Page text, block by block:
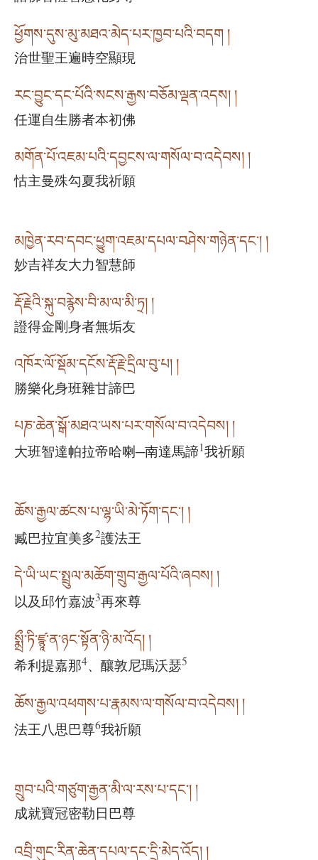
ཕྱོགས་དུས་མུ་མཐའ་མེད་པར་ཁྱབ་པའི་བདག །
治世聖王遍時空顯現
རང་བྱུང་དང་པོའི་སངས་རྒྱས་བཅོམ་ལྡན་འདས། །
任運自生勝者本初佛
མགོན་པོ་འཇམ་པའི་དབྱངས་ལ་གསོལ་བ་འདེབས། །
怙主曼殊勾夏我祈願
མཁྱེན་རབ་དབང་ཕྱུག་འཇམ་དཔལ་བཤེས་གཉེན་དང༌། །
妙吉祥友大力智慧師
རྡོ་རྗེའི་སྐུ་བརྙེས་བི་མ་ལ་མི་ཏྲ། །
證得金剛身者無垢友
འཁོར་ལོ་སྡོམ་དངོས་རྡོ་རྗེ་དྲིལ་བུ་པ། །
勝樂化身班雜甘諦巴
པཎ་ཆེན་སྒོ་མཐའ་ཡས་པར་གསོལ་བ་འདེབས། །
大班智達帕拉帝哈喇─南達馬諦1我祈願
ཆོས་རྒྱལ་ཚངས་པ་ལྷ་ཡི་མེ་ཏོག་དང༌། །
臧巴拉宜美多2護法王
དེ་ཡི་ཡང་སྤྲུལ་མཆོག་གྲུབ་རྒྱལ་པོའི་ཞབས། །
以及邱竹嘉波3再來尊
སྨྲྀ་ཏི་ཛྙཱ་ན་ཉང་སྟོན་ཉི་མ་འོད། །
希利提嘉那4、釀敦尼瑪沃瑟5
ཆོས་རྒྱལ་འཕགས་པ་རྣམས་ལ་གསོལ་བ་འདེབས། །
法王八思巴尊6我祈願
གྲུབ་པའི་གཙུག་རྒྱན་མི་ལ་རས་པ་དང༌། །
成就寶冠密勒日巴尊
འབྲི་གུང་རིན་ཆེན་དཔལ་དང་དྲི་མེད་འོད། །